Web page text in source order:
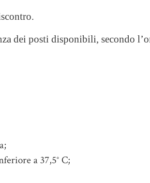
dei posti disponibili, secondo
a 37,5° C;